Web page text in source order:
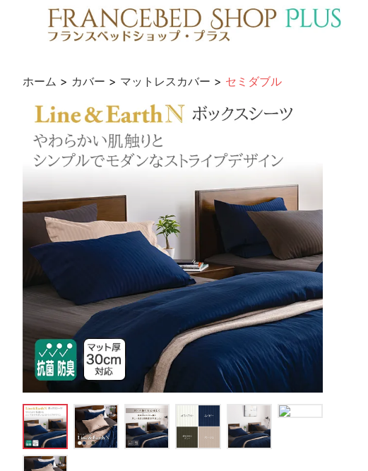
ホーム > カバー > マットレスカバー > セミダブル